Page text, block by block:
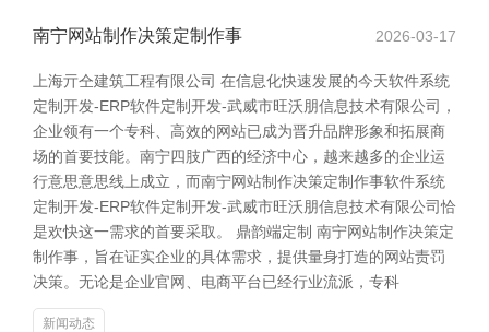
南宁网站制作决策定制作事 2026-03-17
上海亓仝建筑工程有限公司 在信息化快速发展的今天软件系统
定制开发-ERP软件定制开发-武威市旺沃朋信息技术有限公司，
企业领有一个专科、高效的网站已成为晋升品牌形象和拓展商
场的首要技能。南宁四肢广西的经济中心，越来越多的企业运
行意思意思线上成立，而南宁网站制作决策定制作事软件系统
定制开发-ERP软件定制开发-武威市旺沃朋信息技术有限公司恰
是欢快这一需求的首要采取。 鼎韵端定制 南宁网站制作决策定
制作事，旨在证实企业的具体需求，提供量身打造的网站责罚
决策。无论是企业官网、电商平台已经行业流派，专科
新闻动态